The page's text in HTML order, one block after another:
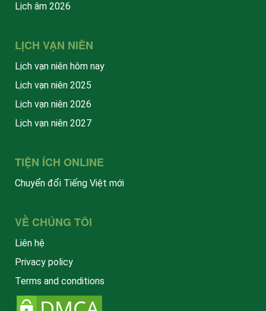
Lịch âm 2026
LỊCH VẠN NIÊN
Lịch vạn niên hôm nay
Lịch vạn niên 2025
Lịch vạn niên 2026
Lịch vạn niên 2027
TIỆN ÍCH ONLINE
Chuyển đổi Tiếng Việt mới
VỀ CHÚNG TÔI
Liên hệ
Privacy policy
Terms and conditions